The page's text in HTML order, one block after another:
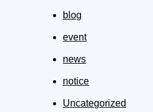
blog
event
news
notice
Uncategorized